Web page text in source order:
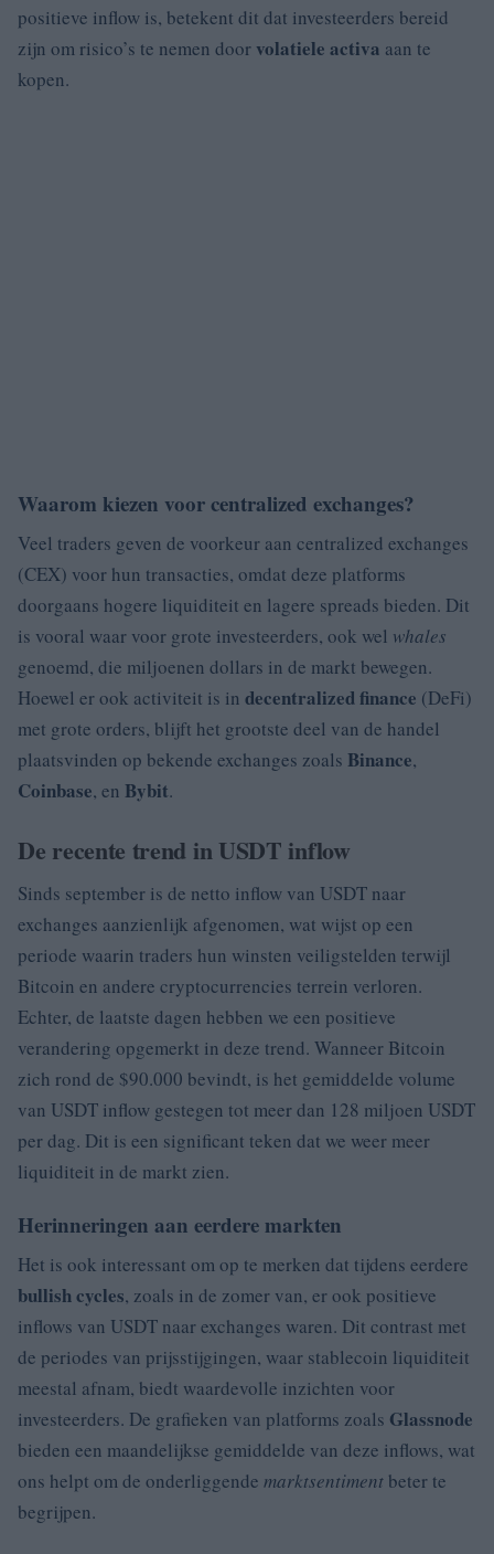
positieve inflow is, betekent dit dat investeerders bereid
zijn om risico’s te nemen door volatiele activa aan te
kopen.
Waarom kiezen voor centralized exchanges?
Veel traders geven de voorkeur aan centralized exchanges
(CEX) voor hun transacties, omdat deze platforms
doorgaans hogere liquiditeit en lagere spreads bieden. Dit
is vooral waar voor grote investeerders, ook wel whales
genoemd, die miljoenen dollars in de markt bewegen.
Hoewel er ook activiteit is in decentralized finance (DeFi)
met grote orders, blijft het grootste deel van de handel
plaatsvinden op bekende exchanges zoals Binance,
Coinbase, en Bybit.
De recente trend in USDT inflow
Sinds september is de netto inflow van USDT naar
exchanges aanzienlijk afgenomen, wat wijst op een
periode waarin traders hun winsten veiligstelden terwijl
Bitcoin en andere cryptocurrencies terrein verloren.
Echter, de laatste dagen hebben we een positieve
verandering opgemerkt in deze trend. Wanneer Bitcoin
zich rond de $90.000 bevindt, is het gemiddelde volume
van USDT inflow gestegen tot meer dan 128 miljoen USDT
per dag. Dit is een significant teken dat we weer meer
liquiditeit in de markt zien.
Herinneringen aan eerdere markten
Het is ook interessant om op te merken dat tijdens eerdere
bullish cycles, zoals in de zomer van, er ook positieve
inflows van USDT naar exchanges waren. Dit contrast met
de periodes van prijsstijgingen, waar stablecoin liquiditeit
meestal afnam, biedt waardevolle inzichten voor
investeerders. De grafieken van platforms zoals Glassnode
bieden een maandelijkse gemiddelde van deze inflows, wat
ons helpt om de onderliggende marktsentiment beter te
begrijpen.